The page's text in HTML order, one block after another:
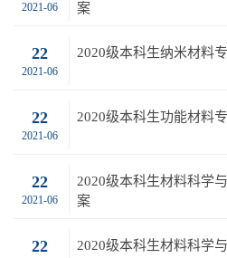
2021-06
案
22
2021-06
2020级本科生纳米材料
22
2021-06
2020级本科生功能材料
22
2021-06
2020级本科生材料科学
案
22 2020级本科生材料科学